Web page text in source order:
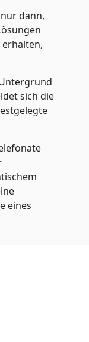
dann,
sich die
eines